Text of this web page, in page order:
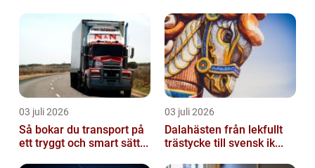
03 juli 2026
Så bokar du transport på
ett tryggt och smart sätt...
03 juli 2026
Dalahästen från lekfullt
trästycke till svensk ik...